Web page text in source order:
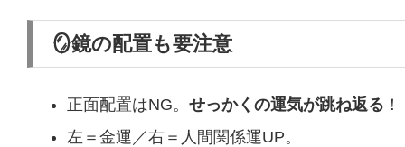
🪞鏡の配置も要注意
正面配置はNG。 せっかくの運気が跳ね返る ！
左＝金運／右＝人間関係運UP。